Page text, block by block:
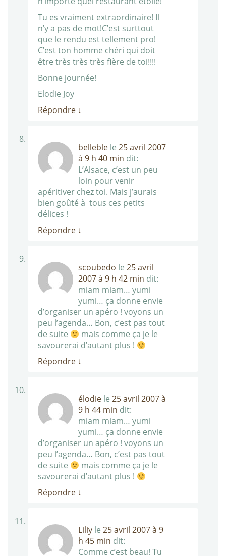
Tu es vraiment extraordinaire! Il
n’y a pas de mot!C’est surttout
que le rendu est tellement pro!
C’est ton homme chéri qui doit
être très très très fière de toi!!!!
Bonne journée!
Elodie Joy
Répondre ↓
belleble le 25 avril 2007
à 9 h 40 min dit:
L’Alsace, c’est un peu
loin pour venir
apéritiver chez toi. Mais j’aurais
bien goûté à tous ces petits
délices !
Répondre ↓
scoubedo le 25 avril
2007 à 9 h 42 min dit:
miam miam… yumi
yumi… ça donne envie
d’organiser un apéro ! voyons un
peu l’agenda… Bon, c’est pas tout
de suite
mais comme ça je le
savourerai d’autant plus !
Répondre ↓
élodie le 25 avril 2007 à
9 h 44 min dit:
miam miam… yumi
yumi… ça donne envie
d’organiser un apéro ! voyons un
peu l’agenda… Bon, c’est pas tout
de suite
mais comme ça je le
savourerai d’autant plus !
Répondre ↓
Liliy le 25 avril 2007 à 9
h 45 min dit:
Comme c’est beau! Tu